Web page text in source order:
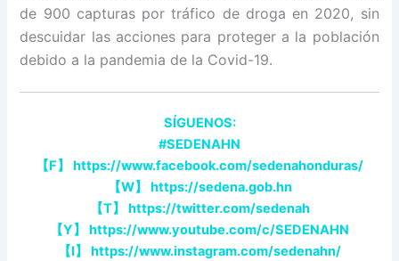
de 900 capturas por tráfico de droga en 2020, sin
descuidar las acciones para proteger a la población
debido a la pandemia de la Covid-19.
SÍGUENOS:
#SEDENAHN
【F】 https://www.facebook.com/sedenahonduras/
【W】 https://sedena.gob.hn
【T】 https://twitter.com/sedenah
【Y】 https://www.youtube.com/c/SEDENAHN
【I】 https://www.instagram.com/sedenahn/